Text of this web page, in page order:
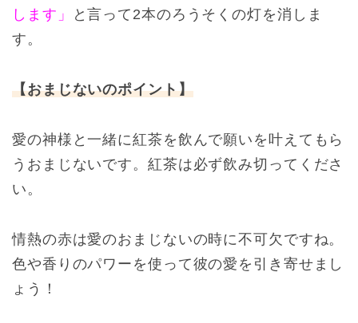
します」
と言って2本のろうそくの灯を消しま
す。
【おまじないのポイント】
愛の神様と一緒に紅茶を飲んで願いを叶えてもら
うおまじないです。紅茶は必ず飲み切ってくださ
い。
情熱の赤は愛のおまじないの時に不可欠ですね。
色や香りのパワーを使って彼の愛を引き寄せまし
ょう！